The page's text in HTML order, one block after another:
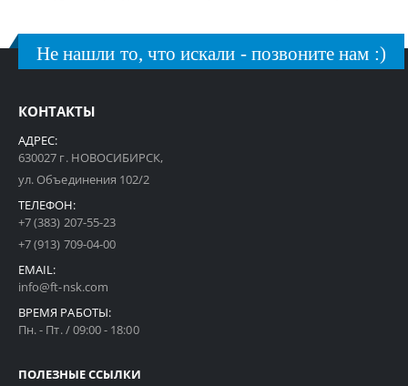
Не нашли то, что искали - позвоните нам :)
КОНТАКТЫ
АДРЕС:
630027 г. НОВОСИБИРСК,
ул. Объединения 102/2
ТЕЛЕФОН:
+7 (383) 207-55-23
+7 (913) 709-04-00
EMAIL:
info@ft-nsk.com
ВРЕМЯ РАБОТЫ:
Пн. - Пт. / 09:00 - 18:00
ПОЛЕЗНЫЕ ССЫЛКИ